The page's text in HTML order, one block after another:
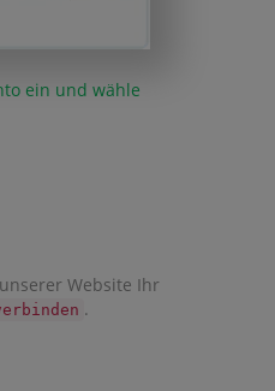
ein und wähle
Website Ihr
.